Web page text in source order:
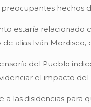
hechos
estaría
alias Iván
del Pueblo
el impacto
las disidencias para